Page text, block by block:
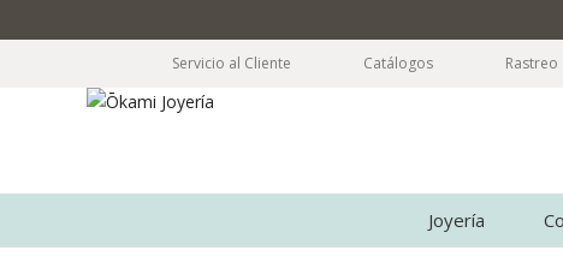
Servicio al Cliente Catálogos
Joyería